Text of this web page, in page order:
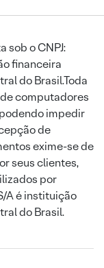
sob o CNPJ:
financeira
do Brasil.Toda
computadores
impedir
de
exime-se de
seus clientes,
por
A é instituição
do Brasil.